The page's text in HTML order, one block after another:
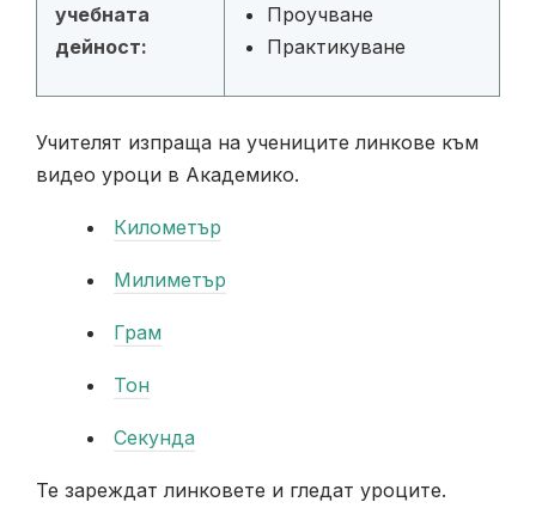
учебната
дейност:
Проучване
Практикуване
Учителят изпраща на учениците линкове към
видео уроци в Академико.
Километър
Милиметър
Грам
Тон
Секунда
Те зареждат линковете и гледат уроците.